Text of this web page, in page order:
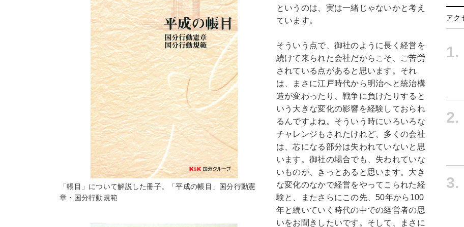
「帳目」について解説した冊子。「平成の帳目」国分行動憲
章・国分行動規範
というのは、実は一緒じゃないかと考え
ています。
そういう点で、御社のように長く経営を
続けて来られた会社だからこそ、ご苦労
されている点があると思います。それ
は、まさに江戸時代から明治へと統治構
造が変わったり、戦争に負けたりすると
いう大きな変化の影響を経験しておられ
るんですよね。そういう時にいろいろな
チャレンジもされたけれど、多くの会社
は、芯になる部分は失われていないと思
います。御社の場合でも、失われていな
いものが、きっとあると思います。大き
な変化のなかで経営をやってこられた経
験と、またさらにこの先、50年から100
年と続いていく時代の中での経営者の思
いをお聞きしたいです。そして、まさに
アク
1.
2.
3.